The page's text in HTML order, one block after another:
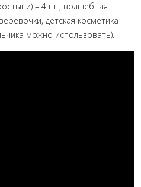
– 4 шт, волшебная
детская косметика
можно использовать).